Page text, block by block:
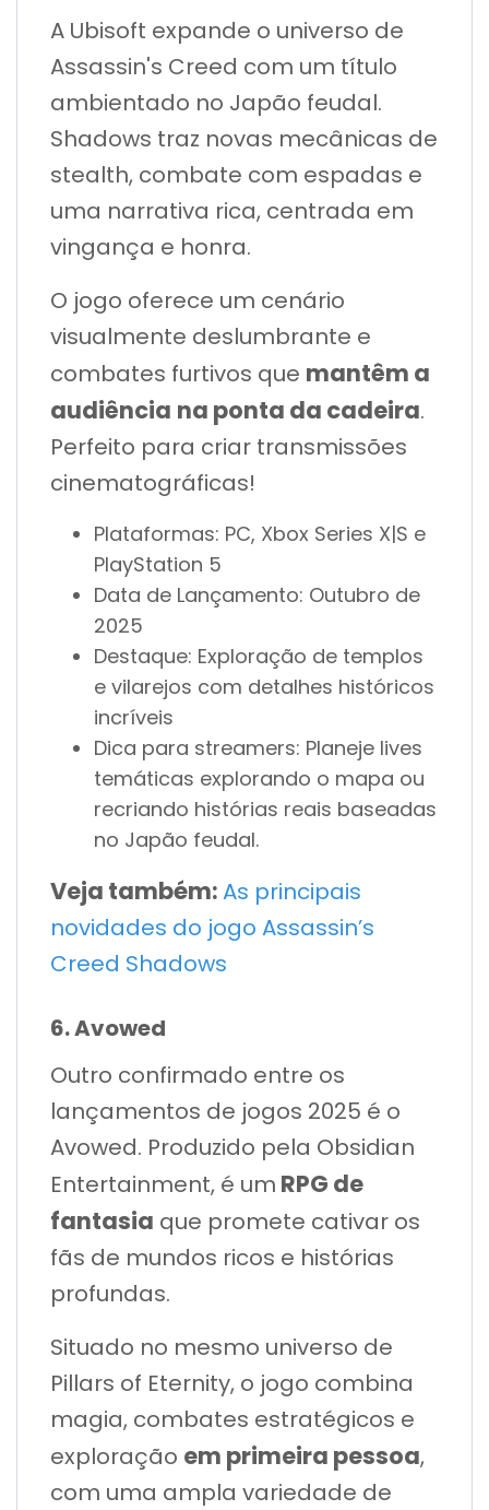
A Ubisoft expande o universo de
Assassin's Creed com um título
ambientado no Japão feudal.
Shadows traz novas mecânicas de
stealth, combate com espadas e
uma narrativa rica, centrada em
vingança e honra.
O jogo oferece um cenário
visualmente deslumbrante e
combates furtivos que mantêm a
audiência na ponta da cadeira.
Perfeito para criar transmissões
cinematográficas!
Plataformas: PC, Xbox Series X|S e
PlayStation 5
Data de Lançamento: Outubro de
2025
Destaque: Exploração de templos
e vilarejos com detalhes históricos
incríveis
Dica para streamers: Planeje lives
temáticas explorando o mapa ou
recriando histórias reais baseadas
no Japão feudal.
Veja também:As principais
novidades do jogo Assassin’s
Creed Shadows
6. Avowed
Outro confirmado entre os
lançamentos de jogos 2025 é o
Avowed. Produzido pela Obsidian
Entertainment, é um RPG de
fantasia que promete cativar os
fãs de mundos ricos e histórias
profundas.
Situado no mesmo universo de
Pillars of Eternity, o jogo combina
magia, combates estratégicos e
exploração em primeira pessoa,
com uma ampla variedade de